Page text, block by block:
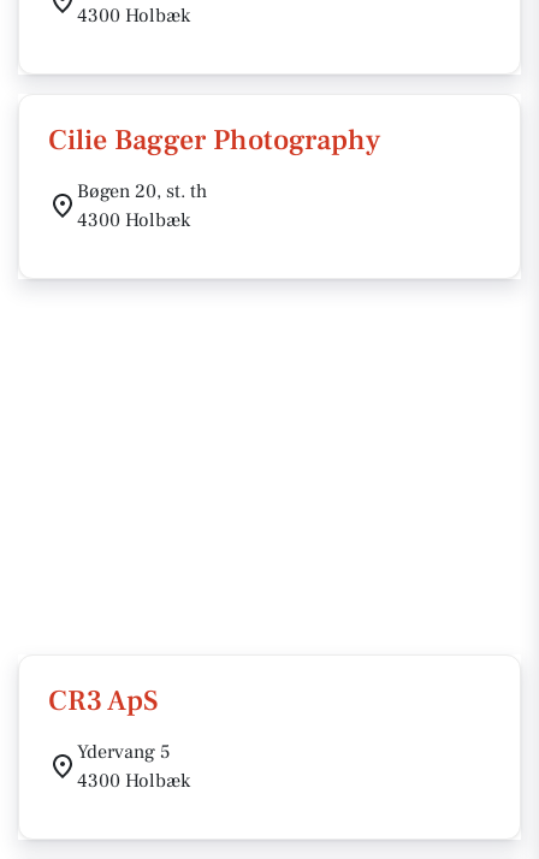
4300 Holbæk
Cilie Bagger Photography
Bøgen 20, st. th
4300 Holbæk
CR3 ApS
Ydervang 5
4300 Holbæk